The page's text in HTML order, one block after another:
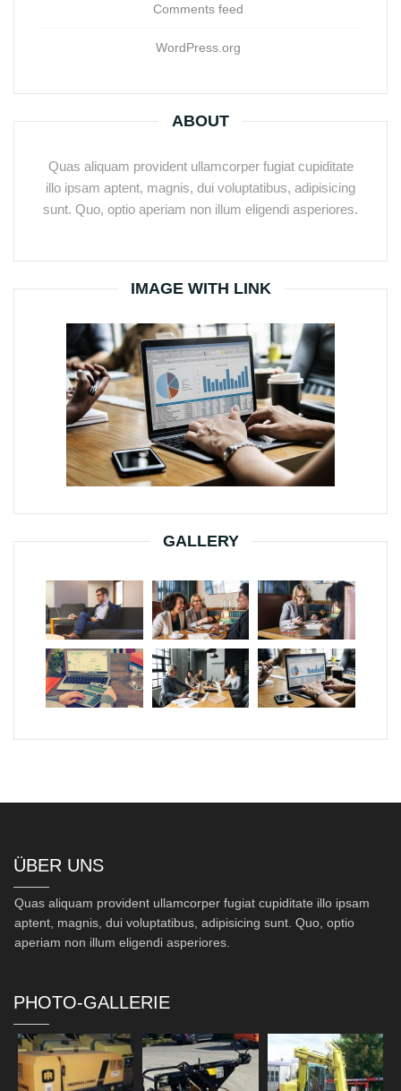
Comments feed
WordPress.org
ABOUT
Quas aliquam provident ullamcorper fugiat cupiditate
illo ipsam aptent, magnis, dui voluptatibus, adipisicing
sunt. Quo, optio aperiam non illum eligendi asperiores.
IMAGE WITH LINK
GALLERY
ÜBER UNS
Quas aliquam provident ullamcorper fugiat cupiditate illo ipsam
aptent, magnis, dui voluptatibus, adipisicing sunt. Quo, optio
aperiam non illum eligendi asperiores.
PHOTO-GALLERIE